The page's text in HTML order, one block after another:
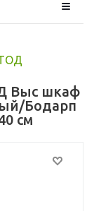
Выс шкаф
Бодарп
см